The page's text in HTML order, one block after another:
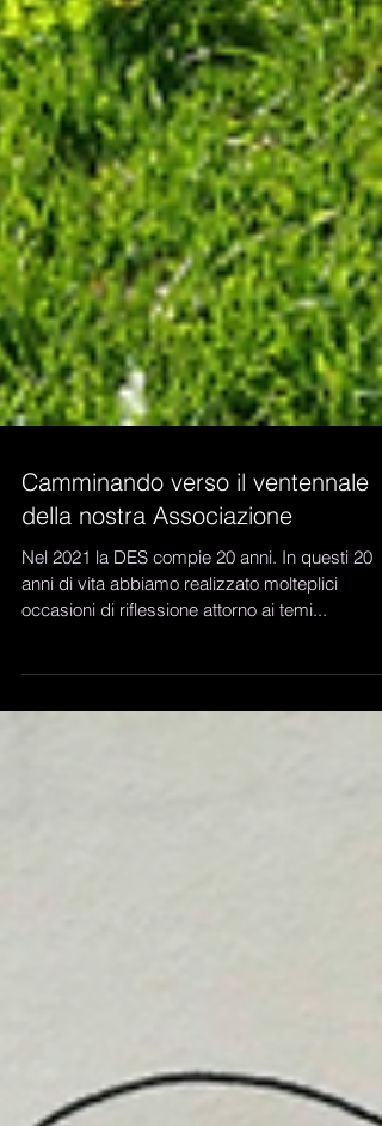
Camminando verso il ventennale
della nostra Associazione
anni di vita abbiamo realizzato molteplici
occasioni di riflessione attorno ai temi...